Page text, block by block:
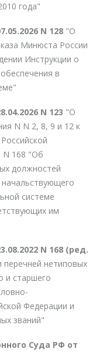
года"
N 128 "О
Минюста России
Инструкции о
в
N 123 "О
N N 2, 8, 9 и 12 к
N 168 "Об
должностей
системе
им
N 168 (ред.
нетиповых
и старшего
Федерации и
званий"
Суда РФ от